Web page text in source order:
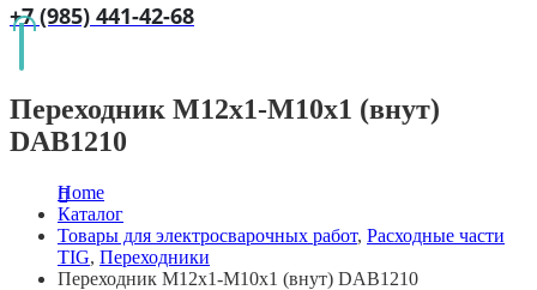
+7 (985) 441-42-68
Переходник M12х1-M10х1 (внут)
DAB1210
Home
Каталог
Товары для электросварочных работ, Расходные части
TIG, Переходники
Переходник M12х1-M10х1 (внут) DAB1210